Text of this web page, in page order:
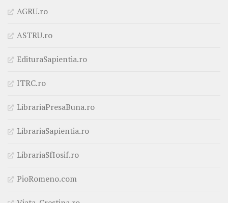
AGRU.ro
ASTRU.ro
EdituraSapientia.ro
ITRC.ro
LibrariaPresaBuna.ro
LibrariaSapientia.ro
LibrariaSfIosif.ro
PioRomeno.com